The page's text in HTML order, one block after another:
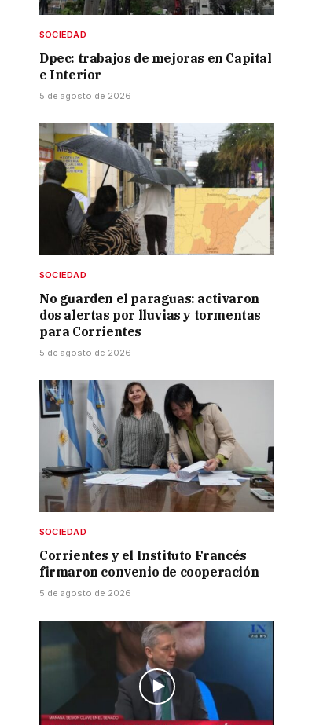
SOCIEDAD
Dpec: trabajos de mejoras en Capital
e Interior
5 de agosto de 2026
SOCIEDAD
No guarden el paraguas: activaron
dos alertas por lluvias y tormentas
para Corrientes
5 de agosto de 2026
SOCIEDAD
Corrientes y el Instituto Francés
firmaron convenio de cooperación
5 de agosto de 2026